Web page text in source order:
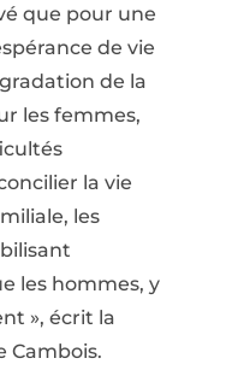
que pour une
de vie
de la
les femmes,
la vie
les
les hommes, y
», écrit la
Cambois.